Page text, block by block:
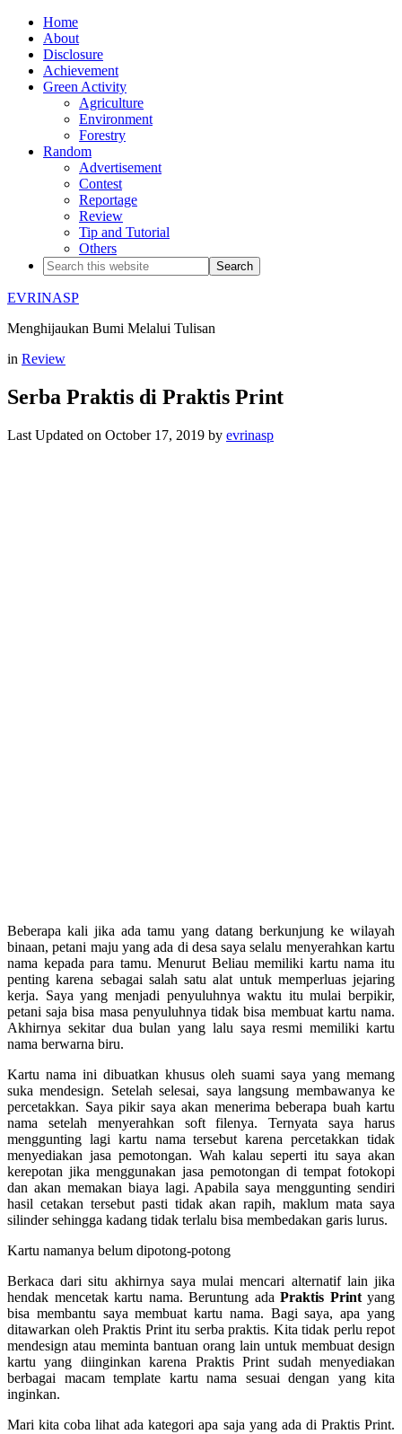
Home
About
Disclosure
Achievement
Green Activity
Agriculture
Environment
Forestry
Random
Advertisement
Contest
Reportage
Review
Tip and Tutorial
Others
EVRINASP
Menghijaukan Bumi Melalui Tulisan
in Review
Serba Praktis di Praktis Print
Last Updated on October 17, 2019 by evrinasp
Beberapa kali jika ada tamu yang datang berkunjung ke wilayah
binaan, petani maju yang ada di desa saya selalu menyerahkan kartu
nama kepada para tamu. Menurut Beliau memiliki kartu nama itu
penting karena sebagai salah satu alat untuk memperluas jejaring
kerja. Saya yang menjadi penyuluhnya waktu itu mulai berpikir,
petani saja bisa masa penyuluhnya tidak bisa membuat kartu nama.
Akhirnya sekitar dua bulan yang lalu saya resmi memiliki kartu
nama berwarna biru.
Kartu nama ini dibuatkan khusus oleh suami saya yang memang
suka mendesign. Setelah selesai, saya langsung membawanya ke
percetakkan. Saya pikir saya akan menerima beberapa buah kartu
nama setelah menyerahkan soft filenya. Ternyata saya harus
menggunting lagi kartu nama tersebut karena percetakkan tidak
menyediakan jasa pemotongan. Wah kalau seperti itu saya akan
kerepotan jika menggunakan jasa pemotongan di tempat fotokopi
dan akan memakan biaya lagi. Apabila saya menggunting sendiri
hasil cetakan tersebut pasti tidak akan rapih, maklum mata saya
silinder sehingga kadang tidak terlalu bisa membedakan garis lurus.
Kartu namanya belum dipotong-potong
Berkaca dari situ akhirnya saya mulai mencari alternatif lain jika
hendak mencetak kartu nama. Beruntung ada Praktis Printyang
bisa membantu saya membuat kartu nama. Bagi saya, apa yang
ditawarkan oleh Praktis Print itu serba praktis. Kita tidak perlu repot
mendesign atau meminta bantuan orang lain untuk membuat design
kartu yang diinginkan karena Praktis Print sudah menyediakan
berbagai macam template kartu nama sesuai dengan yang kita
inginkan.
Mari kita coba lihat ada kategori apa saja yang ada di Praktis Print.